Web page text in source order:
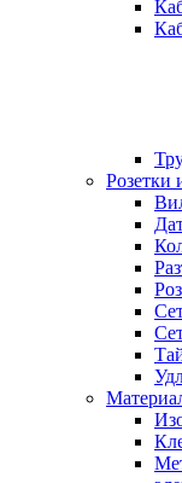
Розетки